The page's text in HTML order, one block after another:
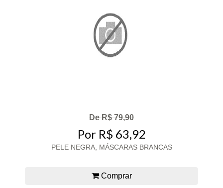
De R$ 79,90
Por R$ 63,92
PELE NEGRA, MÁSCARAS BRANCAS
Comprar